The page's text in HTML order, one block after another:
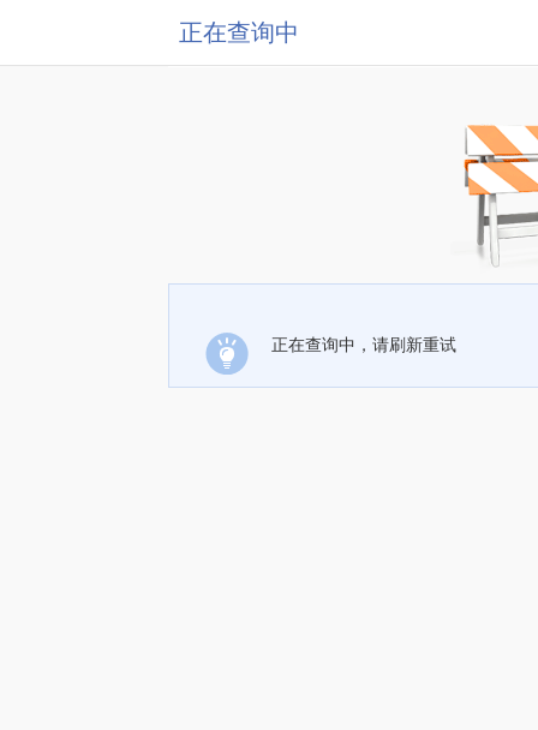
正在查询中
正在查询中，请刷新重试